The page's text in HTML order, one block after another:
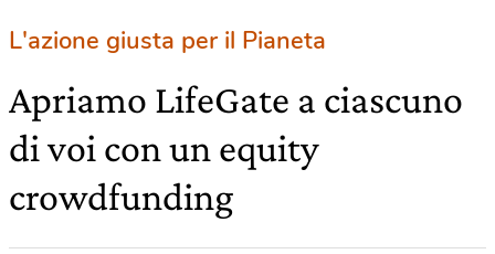
L'azione giusta per il Pianeta
Apriamo LifeGate a ciascuno
di voi con un equity
crowdfunding